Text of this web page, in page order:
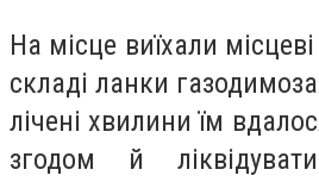
На місце виїхали
складі ланки
лічені хвилини їм
згодом й